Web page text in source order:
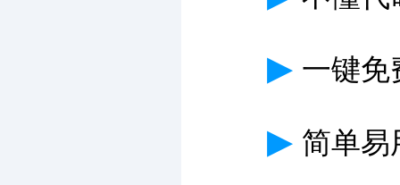
▶ 一键免
▶ 简单易